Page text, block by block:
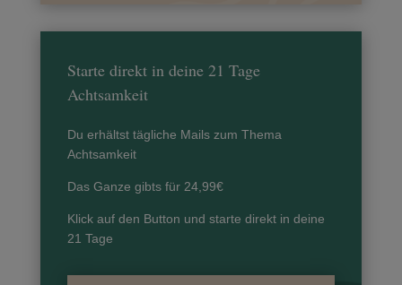
Starte direkt in deine 21 Tage
Achtsamkeit
Du erhältst tägliche Mails zum Thema
Achtsamkeit
Das Ganze gibts für 24,99€
Klick auf den Button und starte direkt in deine
21 Tage